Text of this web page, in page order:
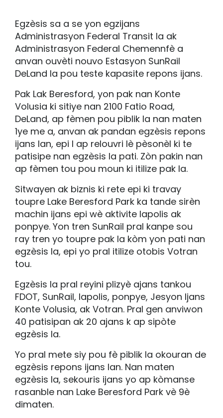
Egzèsis sa a se yon egzijans
Administrasyon Federal Transit la ak
Administrasyon Federal Chemennfè a
anvan ouvèti nouvo Estasyon SunRail
DeLand la pou teste kapasite repons ijans.
Pak Lak Beresford, yon pak nan Konte
Volusia ki sitiye nan 2100 Fatio Road,
DeLand, ap fèmen pou piblik la nan maten
1ye me a, anvan ak pandan egzèsis repons
ijans lan, epi l ap relouvri lè pèsonèl ki te
patisipe nan egzèsis la pati. Zòn pakin nan
ap fèmen tou pou moun ki itilize pak la.
Sitwayen ak biznis ki rete epi ki travay
toupre Lake Beresford Park ka tande sirèn
machin ijans epi wè aktivite lapolis ak
ponpye. Yon tren SunRail pral kanpe sou
ray tren yo toupre pak la kòm yon pati nan
egzèsis la, epi yo pral itilize otobis Votran
tou.
Egzèsis la pral reyini plizyè ajans tankou
FDOT, SunRail, lapolis, ponpye, Jesyon Ijans
Konte Volusia, ak Votran. Pral gen anviwon
40 patisipan ak 20 ajans k ap sipòte
egzèsis la.
Yo pral mete siy pou fè piblik la okouran de
egzèsis repons ijans lan. Nan maten
egzèsis la, sekouris ijans yo ap kòmanse
rasanble nan Lake Beresford Park vè 9è
dimaten.